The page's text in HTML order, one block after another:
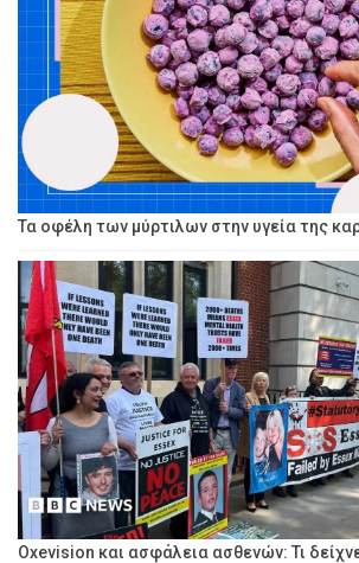
Τα οφέλη των μύρτιλων στην υγεία της
Oxevision και ασφάλεια ασθενών: Τι